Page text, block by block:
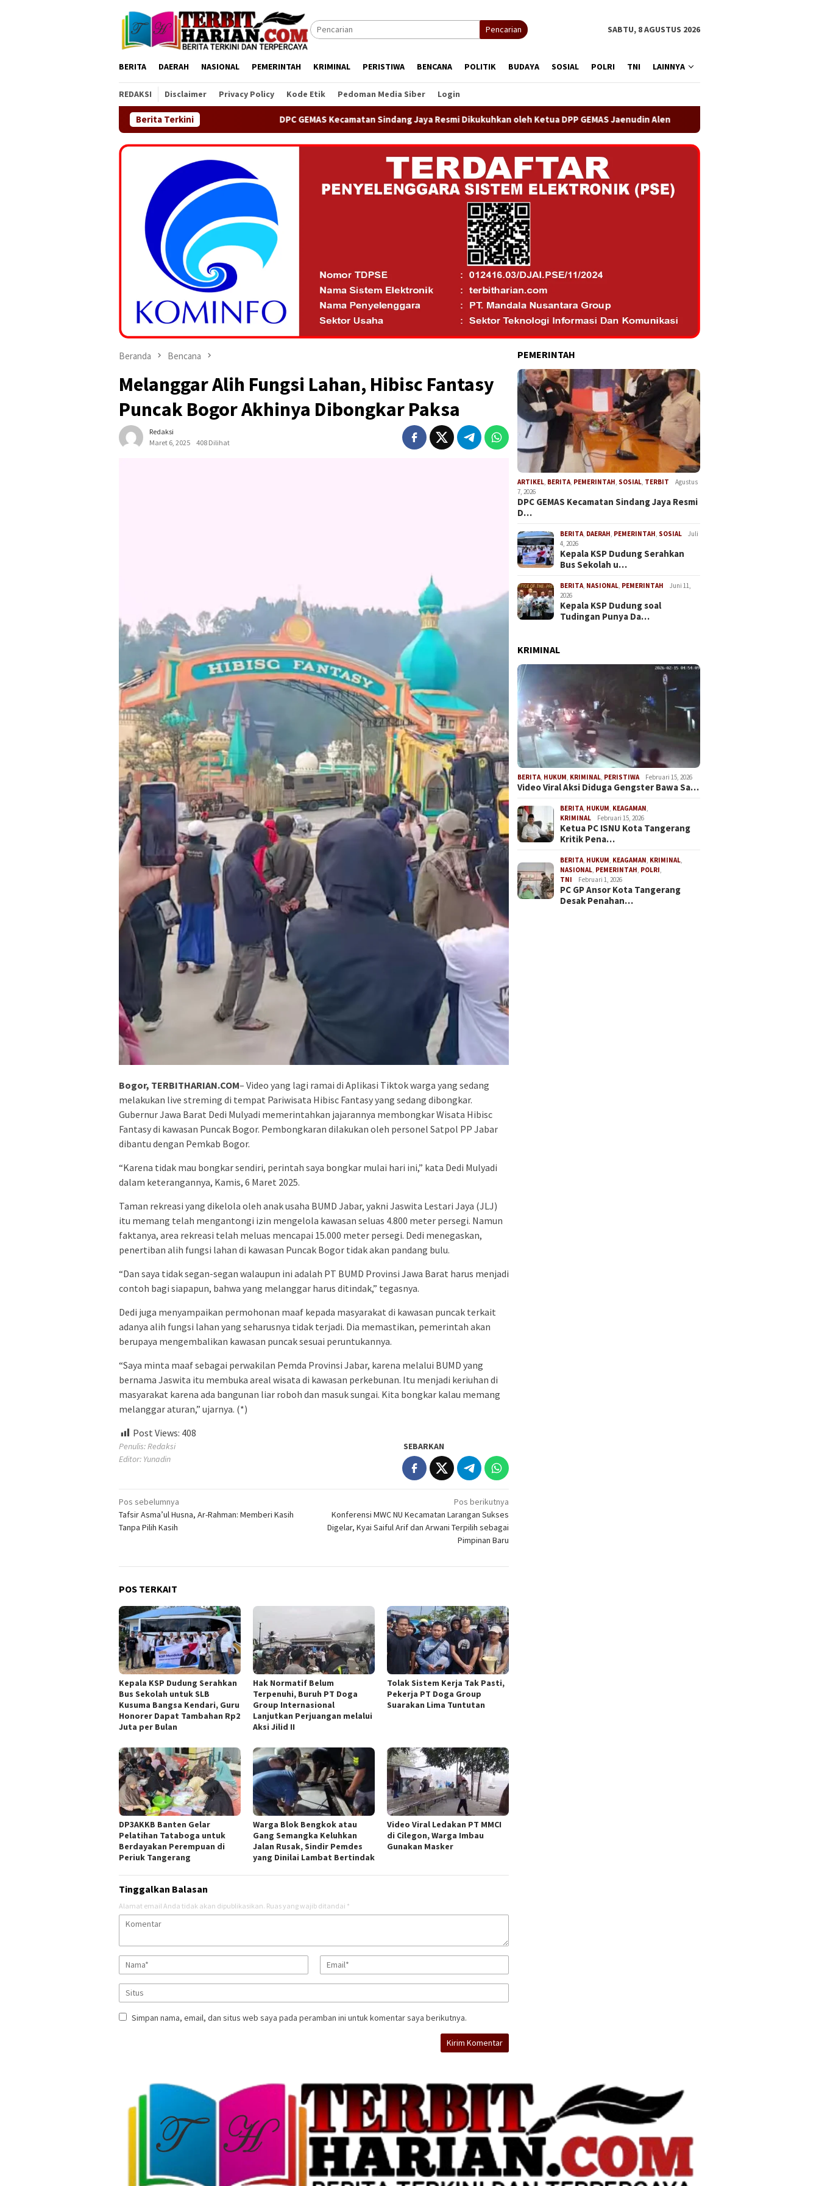
Pencarian SABTU, 8 AGUSTUS 2026
BERITA DAERAH NASIONAL PEMERINTAH KRIMINAL PERISTIWA BENCANA POLITIK BUDAYA SOSIAL POLRI TNI LAINNYA
REDAKSI Disclaimer Privacy Policy Kode Etik Pedoman Media Siber Login
Berita TerkiniDPC GEMAS Kecamatan Sindang Jaya Resmi Dikukuhkan oleh Ketua DPP GEMAS Jaenudin Alen OA PHIGMA Siap Bersinergi dengan Pemerintah
Beranda Bencana
Melanggar Alih Fungsi Lahan, Hibisc Fantasy
Puncak Bogor Akhinya Dibongkar Paksa
Redaksi
Maret 6, 2025
408 Dilihat
Bogor, TERBITHARIAN.COM– Video yang lagi ramai di Aplikasi Tiktok warga yang sedang
melakukan live streming di tempat Pariwisata Hibisc Fantasy yang sedang dibongkar.
Gubernur Jawa Barat Dedi Mulyadi memerintahkan jajarannya membongkar Wisata Hibisc
Fantasy di kawasan Puncak Bogor. Pembongkaran dilakukan oleh personel Satpol PP Jabar
dibantu dengan Pemkab Bogor.
“Karena tidak mau bongkar sendiri, perintah saya bongkar mulai hari ini,” kata Dedi Mulyadi
dalam keterangannya, Kamis, 6 Maret 2025.
Taman rekreasi yang dikelola oleh anak usaha BUMD Jabar, yakni Jaswita Lestari Jaya (JLJ)
itu memang telah mengantongi izin mengelola kawasan seluas 4.800 meter persegi. Namun
faktanya, area rekreasi telah meluas mencapai 15.000 meter persegi. Dedi menegaskan,
penertiban alih fungsi lahan di kawasan Puncak Bogor tidak akan pandang bulu.
“Dan saya tidak segan-segan walaupun ini adalah PT BUMD Provinsi Jawa Barat harus menjadi
contoh bagi siapapun, bahwa yang melanggar harus ditindak,” tegasnya.
Dedi juga menyampaikan permohonan maaf kepada masyarakat di kawasan puncak terkait
adanya alih fungsi lahan yang seharusnya tidak terjadi. Dia memastikan, pemerintah akan
berupaya mengembalikan kawasan puncak sesuai peruntukannya.
“Saya minta maaf sebagai perwakilan Pemda Provinsi Jabar, karena melalui BUMD yang
bernama Jaswita itu membuka areal wisata di kawasan perkebunan. Itu menjadi keriuhan di
masyarakat karena ada bangunan liar roboh dan masuk sungai. Kita bongkar kalau memang
melanggar aturan,” ujarnya. (*)
Post Views: 408
Penulis: Redaksi
Editor: Yunadin
SEBARKAN
Navigasi
pos
Pos sebelumnya
Tafsir Asma’ul Husna, Ar-Rahman: Memberi Kasih
Tanpa Pilih Kasih
Pos berikutnya
Konferensi MWC NU Kecamatan Larangan Sukses
Digelar, Kyai Saiful Arif dan Arwani Terpilih sebagai
Pimpinan Baru
POS TERKAIT
Kepala KSP Dudung Serahkan
Bus Sekolah untuk SLB
Kusuma Bangsa Kendari, Guru
Honorer Dapat Tambahan Rp2
Juta per Bulan
Hak Normatif Belum
Terpenuhi, Buruh PT Doga
Group Internasional
Lanjutkan Perjuangan melalui
Aksi Jilid II
Tolak Sistem Kerja Tak Pasti,
Pekerja PT Doga Group
Suarakan Lima Tuntutan
DP3AKKB Banten Gelar
Pelatihan Tataboga untuk
Berdayakan Perempuan di
Periuk Tangerang
Warga Blok Bengkok atau
Gang Semangka Keluhkan
Jalan Rusak, Sindir Pemdes
yang Dinilai Lambat Bertindak
Video Viral Ledakan PT MMCI
di Cilegon, Warga Imbau
Gunakan Masker
Tinggalkan Balasan
Alamat email Anda tidak akan dipublikasikan. Ruas yang wajib ditandai *
Simpan nama, email, dan situs web saya pada peramban ini untuk komentar saya berikutnya.
PEMERINTAH
ARTIKEL BERITA PEMERINTAH SOSIAL TERBIT
Agustus
7, 2026
DPC GEMAS Kecamatan Sindang Jaya Resmi
D…
BERITA DAERAH PEMERINTAH SOSIAL
Juli
4, 2026
Kepala KSP Dudung Serahkan
Bus Sekolah u…
BERITA NASIONAL PEMERINTAH
Juni 11,
2026
Kepala KSP Dudung soal
Tudingan Punya Da…
KRIMINAL
BERITA HUKUM KRIMINAL PERISTIWA Februari 15, 2026
Video Viral Aksi Diduga Gengster Bawa Sa…
BERITA HUKUM KEAGAMAN
KRIMINAL
Februari 15, 2026
Ketua PC ISNU Kota Tangerang
Kritik Pena…
BERITA HUKUM KEAGAMAN KRIMINAL
NASIONAL PEMERINTAH POLRI
TNI
Februari 1, 2026
PC GP Ansor Kota Tangerang
Desak Penahan…